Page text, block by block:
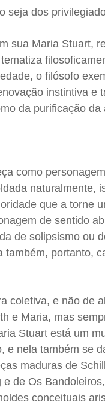
seja dos
sua Maria Stuart,
o filósofo
instintiva e
da purificação da
como
naturalmente,
que a torne
de sentido
de solipsismo ou
portanto,
coletiva, e não de
e Maria, mas
Stuart está um
e nela também se
maduras de
de Os
conceituais